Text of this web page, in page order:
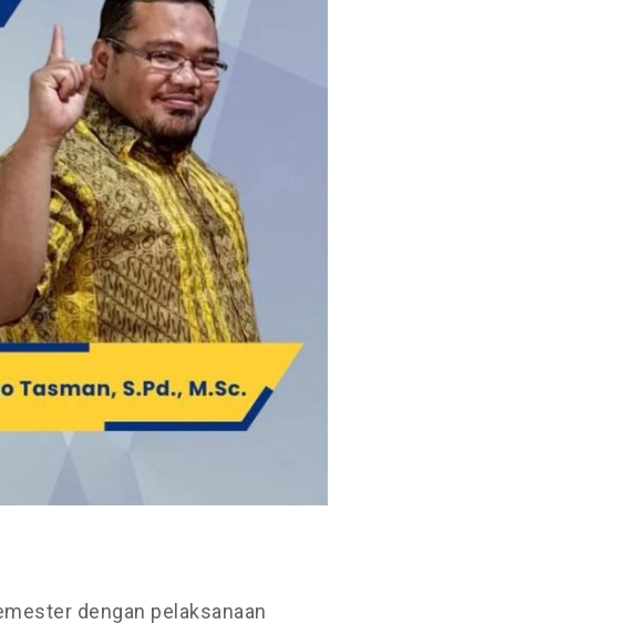
dengan pelaksanaan